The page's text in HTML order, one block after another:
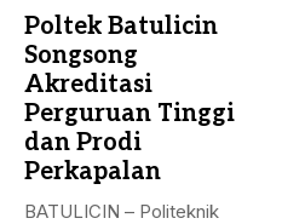
Poltek Batulicin
Songsong
Akreditasi
Perguruan Tinggi
dan Prodi
Perkapalan
BATULICIN – Politeknik